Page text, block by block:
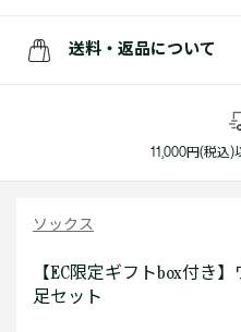
送料・返品について
11,000円(税込)
ソックス
【EC限定ギフトbox付き
足セット